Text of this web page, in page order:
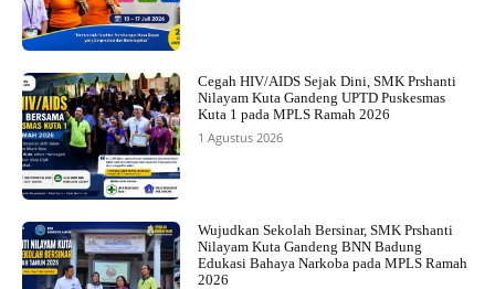
Cegah HIV/AIDS Sejak Dini, SMK Prshanti
Nilayam Kuta Gandeng UPTD Puskesmas
Kuta 1 pada MPLS Ramah 2026
1 Agustus 2026
Wujudkan Sekolah Bersinar, SMK Prshanti
Nilayam Kuta Gandeng BNN Badung
Edukasi Bahaya Narkoba pada MPLS Ramah
2026